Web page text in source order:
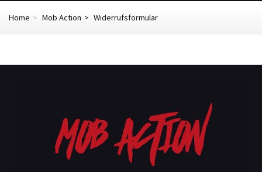
Home > Mob Action > Widerrufsformular